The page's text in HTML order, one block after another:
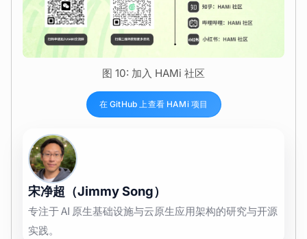
图 10: 加入 HAMi 社区
在 GitHub 上查看 HAMi 项目
宋净超（Jimmy Song）
专注于 AI 原生基础设施与云原生应用架构的研究与开源
实践。